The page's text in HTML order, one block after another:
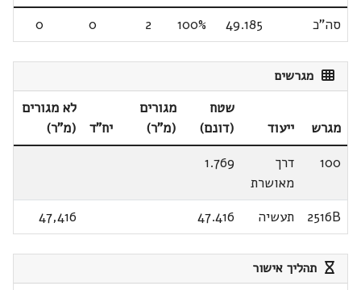
סה"כ
49.185
100%
2
0
0
מגרשים
מגרש ייעוד
שטח
(דונם)
מגורים
(מ"ר)
יח"ד
לא מגורים
(מ"ר)
100
דרך
מאושרת
1.769
2516B תעשיה 47.416
47,416
תהליך אישור